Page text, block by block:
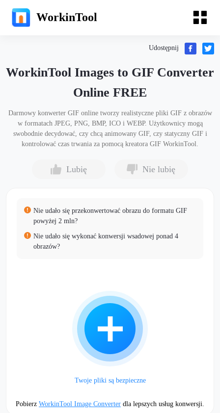
WorkinTool
Udostępnij
WorkinTool Images to GIF Converter
Online FREE
Darmowy konwerter GIF online tworzy realistyczne pliki GIF z obrazów
w formatach JPEG, PNG, BMP, ICO i WEBP. Użytkownicy mogą
swobodnie decydować, czy chcą animowany GIF, czy statyczny GIF i
kontrolować czas trwania za pomocą kreatora GIF WorkinTool.
Lubię Nie lubię
Nie udało się przekonwertować obrazu do formatu GIF
powyżej 2 mln?
Nie udało się wykonać konwersji wsadowej ponad 4
obrazów?
Twoje pliki są bezpieczne
Pobierz WorkinTool Image Converter dla lepszych usług konwersji.